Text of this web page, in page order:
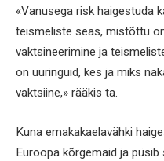
«Vanusega risk haigestuda
teismeliste seas, mistõttu
vaktsineerimine ja
on uuringuid, kes ja miks
vaktsiine,» rääkis ta.
Kuna emakakaelavähki
Euroopa kõrgemaid ja